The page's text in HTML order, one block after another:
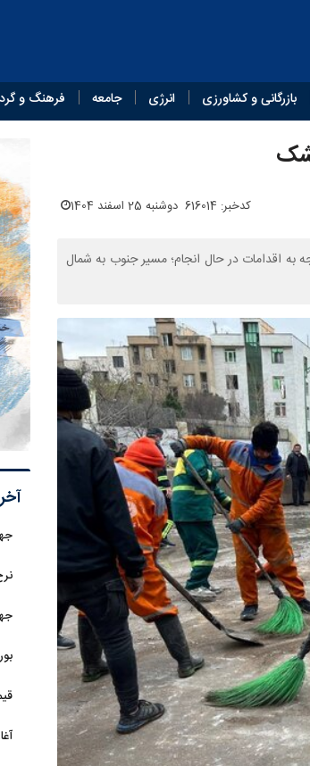
بازرگانی و کشاورزی انرژی جامعه فرهنگ و
کدخبر: 616014 دوشنبه 25 اسفند 1404
توجه به اقدامات در حال انجام؛ مسیر جنوب به شمال